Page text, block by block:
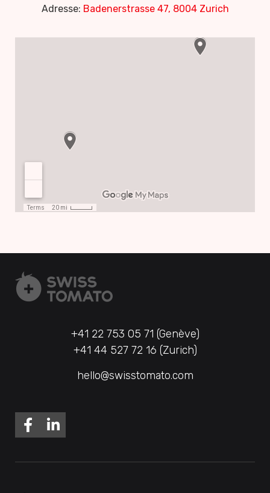
Adresse: Badenerstrasse 47, 8004 Zurich
+41 22 753 05 71 (Genève)
+41 44 527 72 16 (Zurich)
hello@swisstomato.com